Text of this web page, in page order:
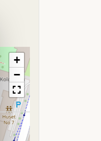
+
−